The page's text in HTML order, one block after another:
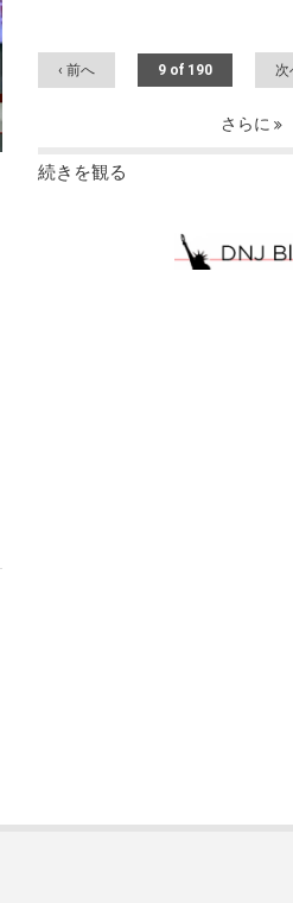
‹ 前へ 9 of 190 次
さらに
続きを観る